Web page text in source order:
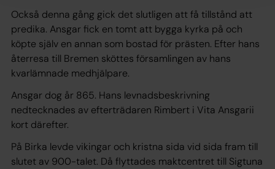
Också denna gång gick det slutligen att få tillstånd att
predika. Ansgar fick en tomt att bygga kyrka på och
köpte själv en annan som bostad för prästen. Efter hans
återresa till Bremen sköttes församlingen av hans
kvarlämnade medhjälpare.
Ansgar dog år 865. Hans levnadsbeskrivning
nedtecknades av efterträdaren Rimbert i Vita Ansgarii
kort därefter.
På Birka levde vikingar och kristna sida vid sida fram till
slutet av 900-talet. Då flyttades maktcentret till Sigtuna